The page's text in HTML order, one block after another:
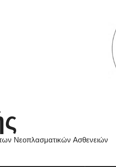
Νεοπλασματικών Ασθενειών